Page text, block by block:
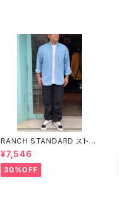
RANCH STANDARD ストレ
ッチツイルM-51トラウザー ラ
ンチスタンダード BLACK
¥7,546
30%OFF